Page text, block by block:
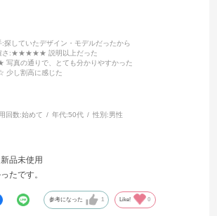
:探していたデザイン・モデルだったから
:★★★★★ 説明以上だった
の通りで、とても分かりやすかった
し割高に感じた
回数:始めて 年代:50代 性別:男性
品未使用
たです。
参考になった 1 Like! 0